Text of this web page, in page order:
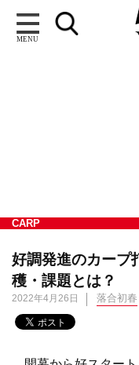
MENU
CARP
好調発進のカープ
穫・課題とは？
2022年4月26日 落合初春